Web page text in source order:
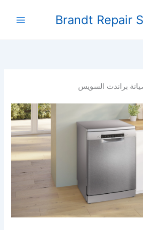
Brandt Repair
براندت السويس